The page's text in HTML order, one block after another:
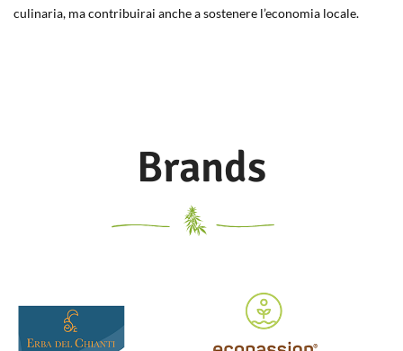
culinaria, ma contribuirai anche a sostenere l’economia locale.
Brands